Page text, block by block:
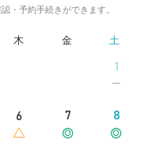
・予約手続きができます。
木 金 土
1
6 7 8